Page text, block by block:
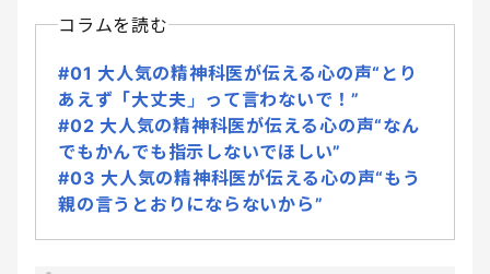
コラムを読む
#01 大人気の精神科医が伝える心の声“とり
あえず「大丈夫」って言わないで！”
#02 大人気の精神科医が伝える心の声“なん
でもかんでも指示しないでほしい”
#03 大人気の精神科医が伝える心の声“もう
親の言うとおりにならないから”